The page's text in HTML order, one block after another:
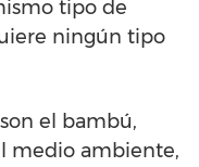
tipo de
ningún tipo
el bambú,
medio ambiente,